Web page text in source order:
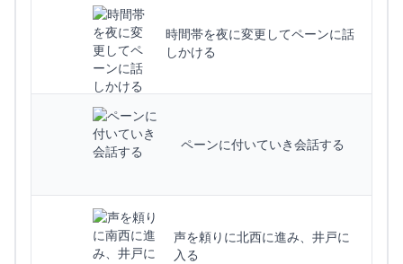
時間帯を夜に変更してペーンに話
しかける
ペーンに付いていき会話する
声を頼りに北西に進み、井戸に
入る